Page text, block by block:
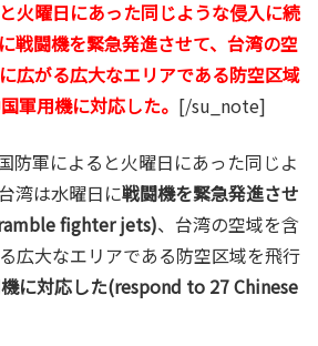
火曜日にあった同じような侵入に続
戦闘機を緊急発進させて、台湾の空
広がる広大なエリアである防空区域
軍用機に対応した。 [/su_note]
防軍によると火曜日にあった同じよ
湾は水曜日に戦闘機を緊急発進させ
fighter jets)、台湾の空域を含
広大なエリアである防空区域を飛行
に対応した(respond to 27 Chinese